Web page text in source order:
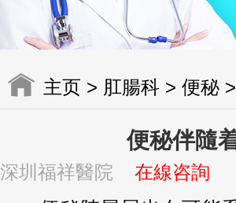
主页 > 肛腸科 > 便秘 >
便秘伴隨
深圳福祥醫院
在線咨詢